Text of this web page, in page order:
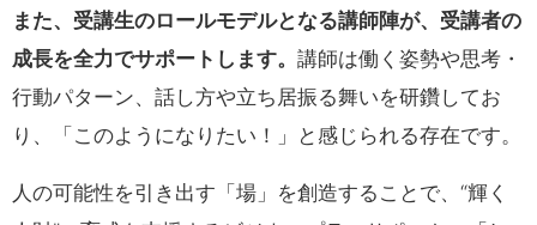
また、受講生のロールモデルとなる講師陣が、受講者の
成長を全力でサポートします。 講師は働く姿勢や思考・
行動パターン、話し方や立ち居振る舞いを研鑽してお
り、「このようになりたい！」と感じられる存在です。
人の可能性を引き出す「場」を創造することで、“輝く